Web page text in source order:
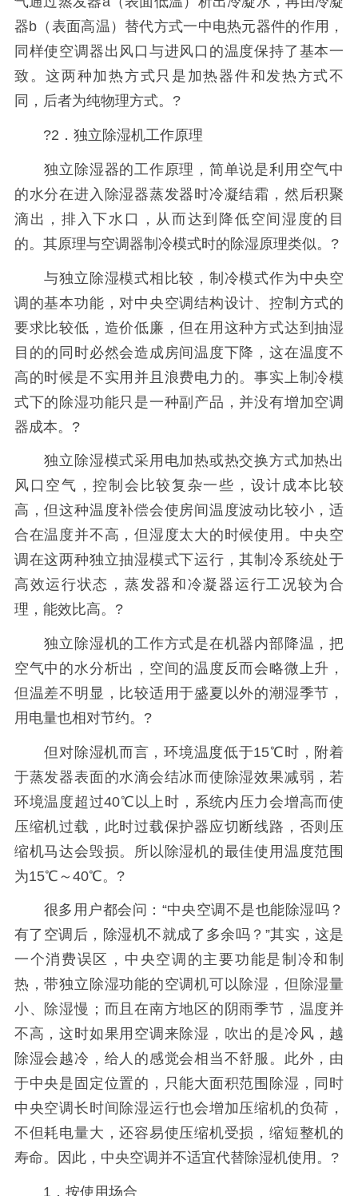
器b（表面高温）替代方式一中电热元器件的作用，
同样使空调器出风口与进风口的温度保持了基本一
致。这两种加热方式只是加热器件和发热方式不
同，后者为纯物理方式。?
?2．独立除湿机工作原理
独立除湿器的工作原理，简单说是利用空气中
的水分在进入除湿器蒸发器时冷凝结霜，然后积聚
滴出，排入下水口，从而达到降低空间湿度的目
的。其原理与空调器制冷模式时的除湿原理类似。?
与独立除湿模式相比较，制冷模式作为中央空
调的基本功能，对中央空调结构设计、控制方式的
要求比较低，造价低廉，但在用这种方式达到抽湿
目的的同时必然会造成房间温度下降，这在温度不
高的时候是不实用并且浪费电力的。事实上制冷模
式下的除湿功能只是一种副产品，并没有增加空调
器成本。?
独立除湿模式采用电加热或热交换方式加热出
风口空气，控制会比较复杂一些，设计成本比较
高，但这种温度补偿会使房间温度波动比较小，适
合在温度并不高，但湿度太大的时候使用。中央空
调在这两种独立抽湿模式下运行，其制冷系统处于
高效运行状态，蒸发器和冷凝器运行工况较为合
理，能效比高。?
独立除湿机的工作方式是在机器内部降温，把
空气中的水分析出，空间的温度反而会略微上升，
但温差不明显，比较适用于盛夏以外的潮湿季节，
用电量也相对节约。?
但对除湿机而言，环境温度低于15℃时，附着
于蒸发器表面的水滴会结冰而使除湿效果减弱，若
环境温度超过40℃以上时，系统内压力会增高而使
压缩机过载，此时过载保护器应切断线路，否则压
缩机马达会毁损。所以除湿机的最佳使用温度范围
为15℃～40℃。?
很多用户都会问：“中央空调不是也能除湿吗？
有了空调后，除湿机不就成了多余吗？”其实，这是
一个消费误区，中央空调的主要功能是制冷和制
热，带独立除湿功能的空调机可以除湿，但除湿量
小、除湿慢；而且在南方地区的阴雨季节，温度并
不高，这时如果用空调来除湿，吹出的是冷风，越
除湿会越冷，给人的感觉会相当不舒服。此外，由
于中央是固定位置的，只能大面积范围除湿，同时
中央空调长时间除湿运行也会增加压缩机的负荷，
不但耗电量大，还容易使压缩机受损，缩短整机的
寿命。因此，中央空调并不适宜代替除湿机使用。?
1．按使用场合